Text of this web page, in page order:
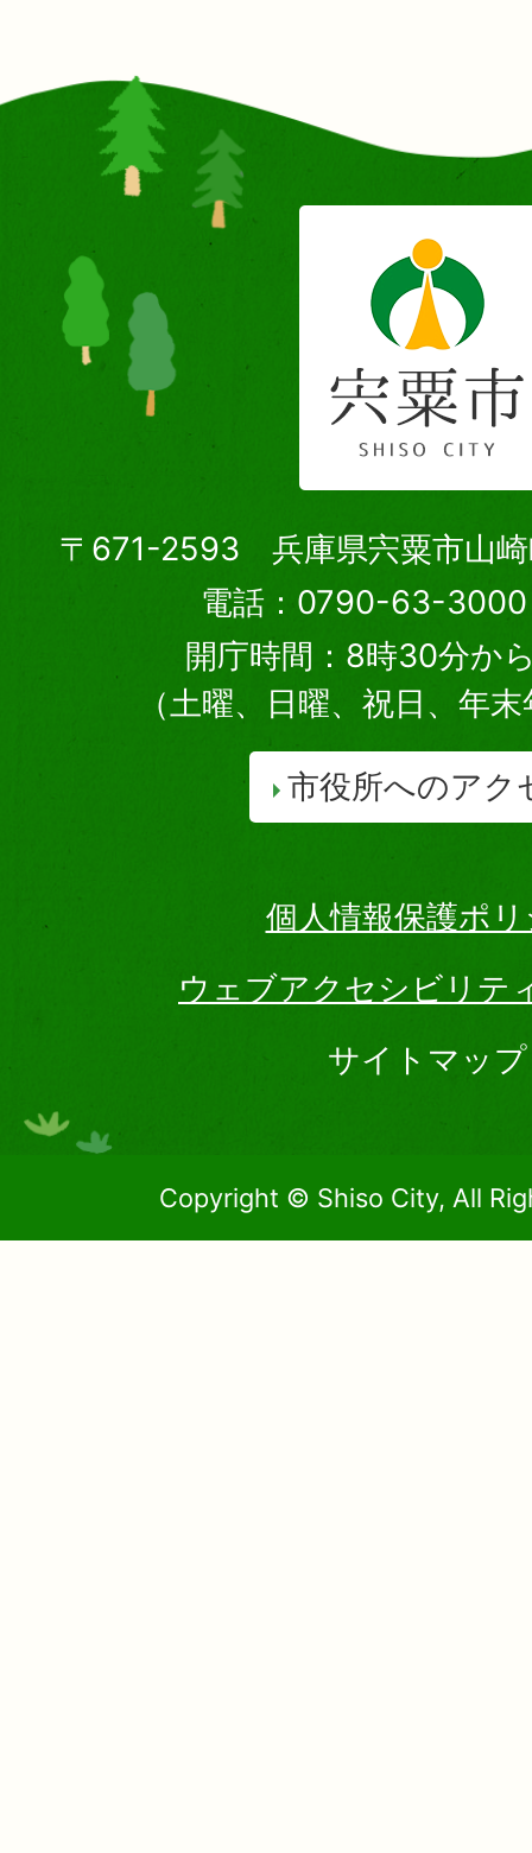
〒671-2593 兵庫県宍粟市山崎
電話：0790-63-3000
開庁時間：8時30分か
（土曜、日曜、祝日、年
市役所へのアク
個人情報保護ポ
ウェブアクセシビリテ
サイトマップ
Copyright © Shiso City, All